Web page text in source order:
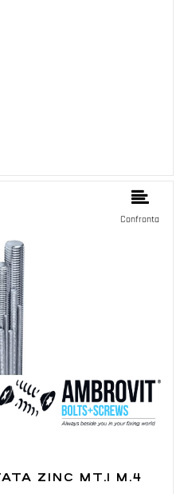
Confronta
ZINC MT.1 M.4